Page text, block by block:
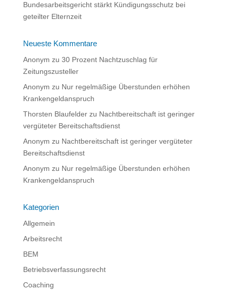
Bundesarbeitsgericht stärkt Kündigungsschutz bei
geteilter Elternzeit
Neueste Kommentare
Anonym zu 30 Prozent Nachtzuschlag für
Zeitungszusteller
Anonym zu Nur regelmäßige Überstunden erhöhen
Krankengeldanspruch
Thorsten Blaufelderzu Nachtbereitschaft ist geringer
vergüteter Bereitschaftsdienst
Anonym zu Nachtbereitschaft ist geringer vergüteter
Bereitschaftsdienst
Anonym zu Nur regelmäßige Überstunden erhöhen
Krankengeldanspruch
Kategorien
Allgemein
Arbeitsrecht
BEM
Betriebsverfassungsrecht
Coaching